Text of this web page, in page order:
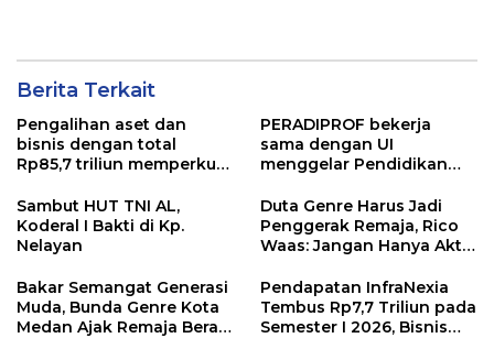
Berita Terkait
Pengalihan aset dan
bisnis dengan total
Rp85,7 triliun memperkuat
mengembangkan lebih
dari 90% aset jaringan
Telkom
PERADIPROF bekerja
sama dengan UI
menggelar Pendidikan
(PKPA)
Sambut HUT TNI AL,
Koderal I Bakti di Kp.
Nelayan
Duta Genre Harus Jadi
Penggerak Remaja, Rico
Waas: Jangan Hanya Aktif
Bakar Semangat Generasi
Muda, Bunda Genre Kota
Medan Ajak Remaja Berani
Pendapatan InfraNexia
Tembus Rp7,7 Triliun pada
Semester I 2026, Bisnis